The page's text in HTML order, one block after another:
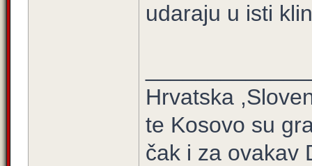
udaraju u isti
Hrvatska
te Kosovo su
čak i za ovakav